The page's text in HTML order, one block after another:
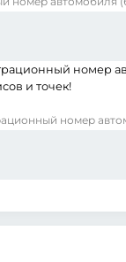
номер
и точек!
номер